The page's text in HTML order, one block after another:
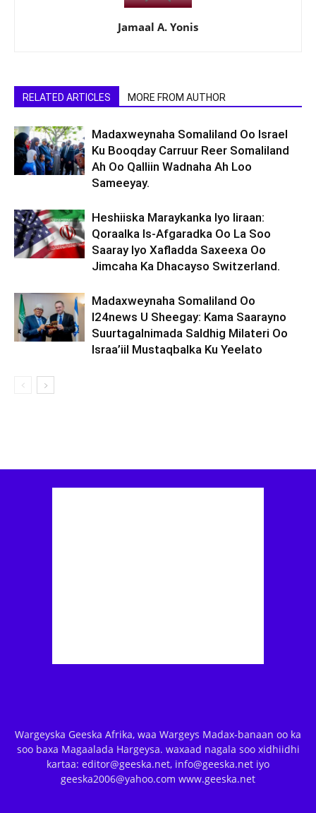
Jamaal A. Yonis
RELATED ARTICLES MORE FROM AUTHOR
Madaxweynaha Somaliland Oo Israel
Ku Booqday Carruur Reer Somaliland
Ah Oo Qalliin Wadnaha Ah Loo
Sameeyay.
Heshiiska Maraykanka Iyo Iiraan:
Qoraalka Is-Afgaradka Oo La Soo
Saaray Iyo Xafladda Saxeexa Oo
Jimcaha Ka Dhacayso Switzerland.
Madaxweynaha Somaliland Oo
I24news U Sheegay: Kama Saarayno
Suurtagalnimada Saldhig Milateri Oo
Israa’iil Mustaqbalka Ku Yeelato
Wargeyska Geeska Afrika, waa Wargeys Madax-banaan oo ka
soo baxa Magaalada Hargeysa. waxaad nagala soo xidhiidhi
kartaa: editor@geeska.net, info@geeska.net iyo
geeska2006@yahoo.com www.geeska.net